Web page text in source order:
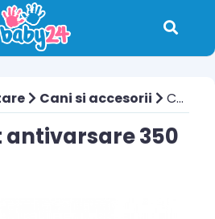
Cani si accesorii Canita sport antivarsare 350 ml 56/513
350